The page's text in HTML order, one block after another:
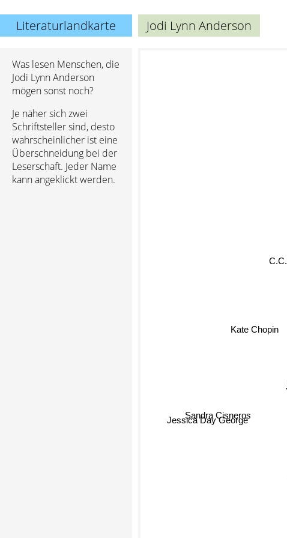
Literaturlandkarte Jodi Lynn Anderson
Was lesen Menschen, die
Jodi Lynn Anderson
mögen sonst noch?
Je näher sich zwei
Schriftsteller sind, desto
wahrscheinlicher ist eine
Überschneidung bei der
Leserschaft. Jeder Name
kann angeklickt werden.
Kate Chopin
Jessica Day George